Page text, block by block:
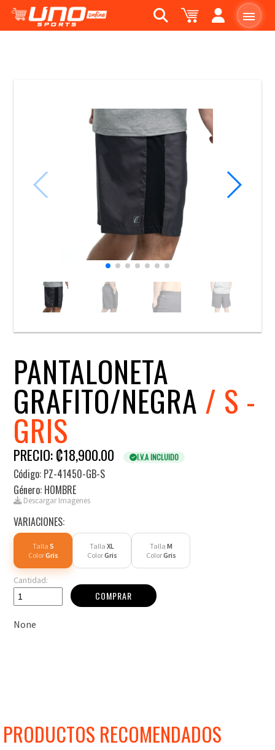
PANTALONETA
GRAFITO/NEGRA / S -
GRIS
PRECIO: ₡18,900.00 I.V.A INCLUIDO
Código: PZ-41450-GB-S
Género: HOMBRE
Descargar Imagenes
VARIACIONES:
Talla S
ColorGris
Talla XL
ColorGris
Talla M
ColorGris
Cantidad:
COMPRAR
None
PRODUCTOS RECOMENDADOS